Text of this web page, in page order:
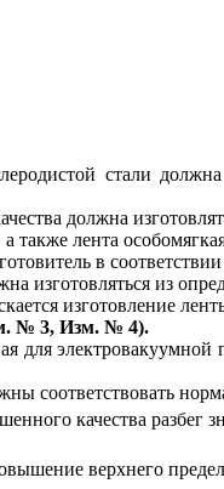
стали
ества должна и
также лента
итель в соответствии
изготовляться из
изготовление
№ 3, Изм. № 4).
для
соответствовать
качества
верхнего